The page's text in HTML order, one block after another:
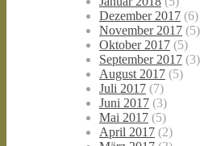
Dezember 2017 (6)
November 2017 (5)
Oktober 2017 (5)
September 2017 (3)
August 2017 (5)
Juli 2017 (7)
Juni 2017 (3)
Mai 2017 (5)
April 2017 (2)